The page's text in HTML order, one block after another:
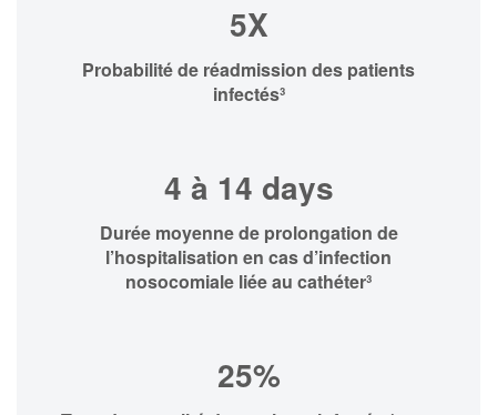
5X
Probabilité de réadmission des patients
infectés³
4 à 14 days
Durée moyenne de prolongation de
l’hospitalisation en cas d’infection
nosocomiale liée au cathéter³
25%